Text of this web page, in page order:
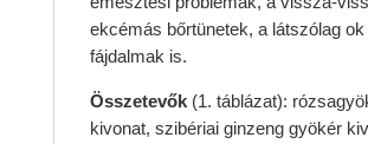
ekcémás bőrtünetek, a látszólag ok
fájdalmak is.
Összetevők(1. táblázat):
kivonat, szibériai ginzeng gyökér